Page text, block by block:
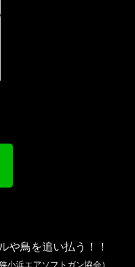
や鳥を追い払う！！
浜エアソフトガン協会）.